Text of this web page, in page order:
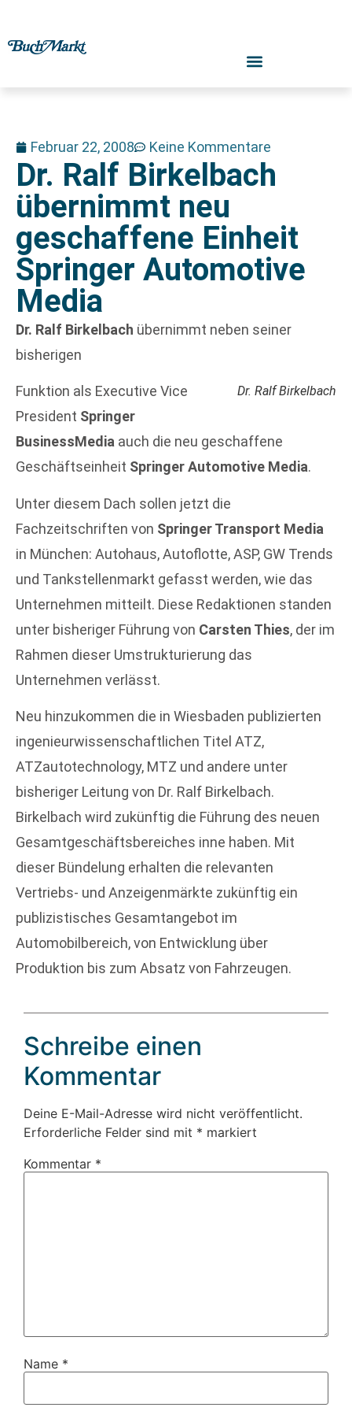
Februar 22, 2008 Keine Kommentare
Dr. Ralf Birkelbach
übernimmt neu
geschaffene Einheit
Springer Automotive
Media
Dr. Ralf Birkelbach übernimmt neben seiner
bisherigen
Dr. Ralf Birkelbach
Funktion als Executive Vice
President Springer
BusinessMedia auch die neu geschaffene
Geschäftseinheit Springer Automotive Media.
Unter diesem Dach sollen jetzt die
Fachzeitschriften von Springer Transport Media
in München: Autohaus, Autoflotte, ASP, GW Trends
und Tankstellenmarkt gefasst werden, wie das
Unternehmen mitteilt. Diese Redaktionen standen
unter bisheriger Führung von Carsten Thies, der im
Rahmen dieser Umstrukturierung das
Unternehmen verlässt.
Neu hinzukommen die in Wiesbaden publizierten
ingenieurwissenschaftlichen Titel ATZ,
ATZautotechnology, MTZ und andere unter
bisheriger Leitung von Dr. Ralf Birkelbach.
Birkelbach wird zukünftig die Führung des neuen
Gesamtgeschäftsbereiches inne haben. Mit
dieser Bündelung erhalten die relevanten
Vertriebs- und Anzeigenmärkte zukünftig ein
publizistisches Gesamtangebot im
Automobilbereich, von Entwicklung über
Produktion bis zum Absatz von Fahrzeugen.
Schreibe einen
Kommentar
Deine E-Mail-Adresse wird nicht veröffentlicht.
Erforderliche Felder sind mit * markiert
Kommentar *
Name *